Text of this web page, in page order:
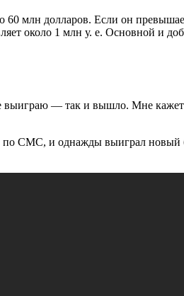
млн долларов. Если он
около 1 млн у. е. Основной и
выиграю — так и вышло. Мне
СМС, и однажды выиграл новый